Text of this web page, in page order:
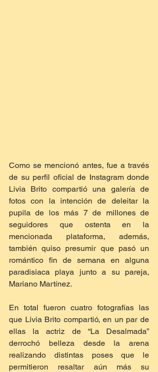
Como se mencionó antes, fue a través
de su perfil oficial de Instagram donde
Livia Brito compartió una galería de
fotos con la intención de deleitar la
pupila de los más 7 de millones de
seguidores que ostenta en la
mencionada plataforma, además,
también quiso presumir que pasó un
romántico fin de semana en alguna
paradisiaca playa junto a su pareja,
Mariano Martínez.
En total fueron cuatro fotografías las
que Livia Brito compartió, en un par de
ellas la actriz de “La Desalmada”
derrochó belleza desde la arena
realizando distintas poses que le
permitieron resaltar aún más su